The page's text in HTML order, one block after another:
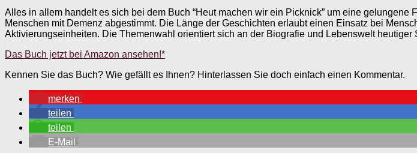
Alles in allem handelt es sich bei dem Buch “Heut machen wir ein Picknick” um eine
Menschen mit Demenz abgestimmt. Die Länge der Geschichten erlaubt einen Einsatz bei
Aktivierungseinheiten. Die Themenwahl orientiert sich an der Biografie und Lebenswelt heutiger
Das Buch jetzt bei Amazon ansehen!*
Kennen Sie das Buch? Wie gefällt es Ihnen? Hinterlassen Sie doch einfach einen Kommentar.
merken
teilen
teilen
E-Mail